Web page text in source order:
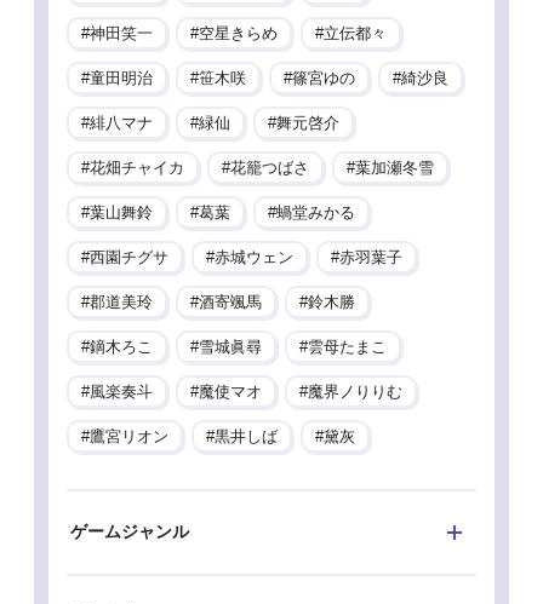
神田笑一 空星きらめ 立伝都々
童田明治 笹木咲 篠宮ゆの 綺沙良
緋八マナ 緑仙 舞元啓介
花畑チャイカ 花籠つばさ 葉加瀬冬雪
葉山舞鈴 葛葉 蝸堂みかる
西園チグサ 赤城ウェン 赤羽葉子
郡道美玲 酒寄颯馬 鈴木勝
鏑木ろこ 雪城眞尋 雲母たまこ
風楽奏斗 魔使マオ 魔界ノりりむ
鷹宮リオン 黒井しば 黛灰
ゲームジャンル